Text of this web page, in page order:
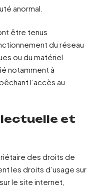
anormal.
être tenus
du réseau
ou du matériel
notamment à
l’accès au
et
des droits de
les droits d’usage sur
le site internet,